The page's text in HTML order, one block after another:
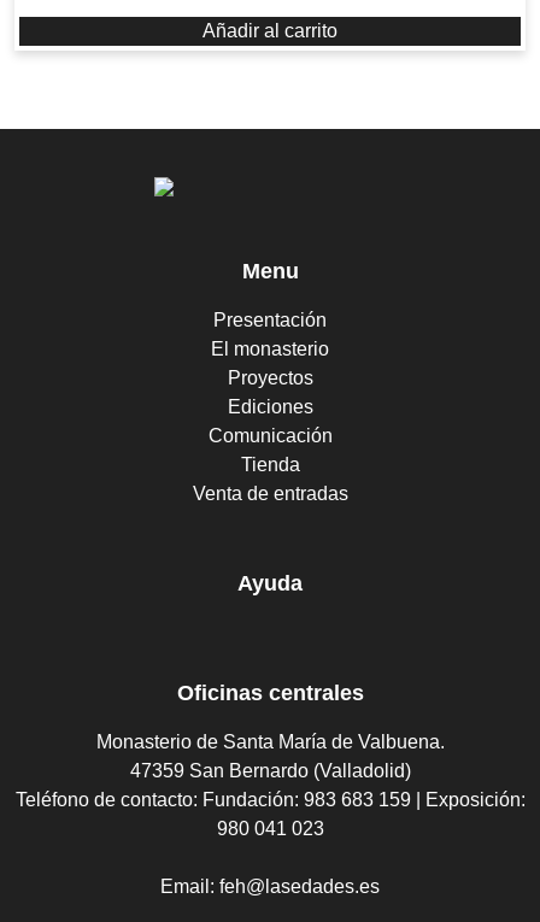
Añadir al carrito
Menu
Presentación
El monasterio
Proyectos
Ediciones
Comunicación
Tienda
Venta de entradas
Ayuda
Oficinas centrales
Monasterio de Santa María de Valbuena.
47359 San Bernardo (Valladolid)
Teléfono de contacto: Fundación: 983 683 159 | Exposición:
980 041 023
Email: feh@lasedades.es